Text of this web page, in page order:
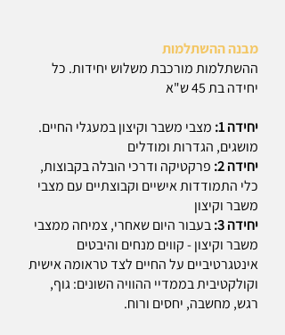
מבנה ההשתלמות
ההשתלמות מורכבת משלוש יחידות. כל
יחידה בת 45 ש"א
יחידה 1:
מצבי משבר וקיצון במעגלי החיים.
מושגים, הגדרות ומודלים
יחידה 2:
פרקטיקה ודרכי הובלה בקבוצות,
כלי התמודדות אישיים וקבוצתיים עם מצבי
משבר וקיצון
יחידה 3:
בעבור היום שאחרי, צמיחה ממצבי
משבר וקיצון - קווים מנחים והיבטים
אינטגרטיביים על החיים לצד טראומה אישית
וקולקטיבית בממדיי ההוויה השונים: גוף,
רגש, מחשבה, יחסים ורוח.